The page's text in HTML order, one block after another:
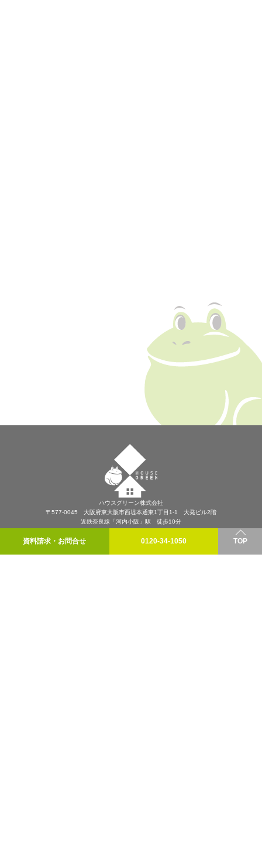
資料請求・お問合せ 0120-34-1050 TOP
ハウスグリーン株式会社
〒577-0045 大阪府東大阪市西堤本通東1丁目1-1 大発ビル2階
近鉄奈良線「河内小阪」駅 徒歩10分